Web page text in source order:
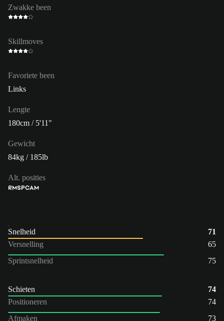
Zwakke been
Skillmoves
Favoriete been
Links
Lengte
180cm / 5'11"
Gewicht
84kg / 185lb
Alt. posities
RMSPCAM
Snelheid
71
Versnelling
65
Sprintsnelheid
75
Schieten
74
Positioneren
74
Afmaken
73